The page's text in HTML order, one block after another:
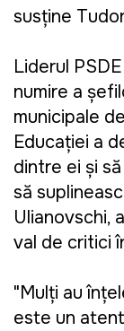
susține
Liderul
numire a
municipale
Educației a
dintre ei și
să
Ulianovschi,
val de critici
"Mulți au
este un